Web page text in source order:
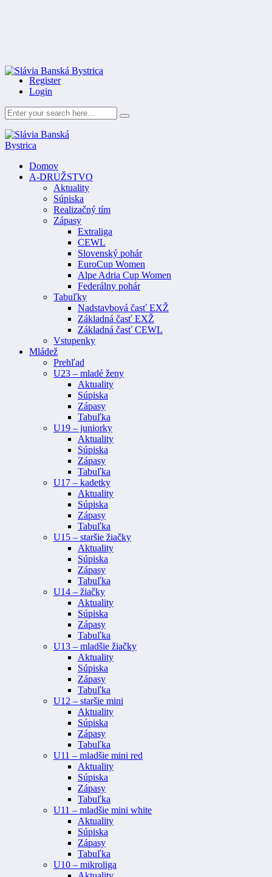
Register
Login
Domov
A-DRUŽSTVO
Aktuality
Súpiska
Realizačný tím
Zápasy
Extraliga
CEWL
Slovenský pohár
EuroCup Women
Alpe Adria Cup Women
Federálny pohár
Tabuľky
Nadstavbová časť EXŽ
Základná časť EXŽ
Základná časť CEWL
Vstupenky
Mládež
Prehľad
U23 – mladé ženy
Aktuality
Súpiska
Zápasy
Tabuľka
U19 – juniorky
Aktuality
Súpiska
Zápasy
Tabuľka
U17 – kadetky
Aktuality
Súpiska
Zápasy
Tabuľka
U15 – staršie žiačky
Aktuality
Súpiska
Zápasy
Tabuľka
U14 – žiačky
Aktuality
Súpiska
Zápasy
Tabuľka
U13 – mladšie žiačky
Aktuality
Súpiska
Zápasy
Tabuľka
U12 – staršie mini
Aktuality
Súpiska
Zápasy
Tabuľka
U11 – mladšie mini red
Aktuality
Súpiska
Zápasy
Tabuľka
U11 – mladšie mini white
Aktuality
Súpiska
Zápasy
Tabuľka
U10 – mikroliga